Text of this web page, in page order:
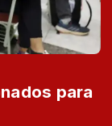
para